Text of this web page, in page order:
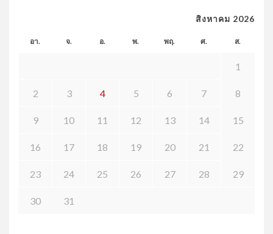
สิงหาคม 2026
อา. จ. อ. พ. พฤ. ศ. ส.
1
2 3 4 5 6 7 8
9 10 11 12 13 14 15
16 17 18 19 20 21 22
23 24 25 26 27 28 29
30 31